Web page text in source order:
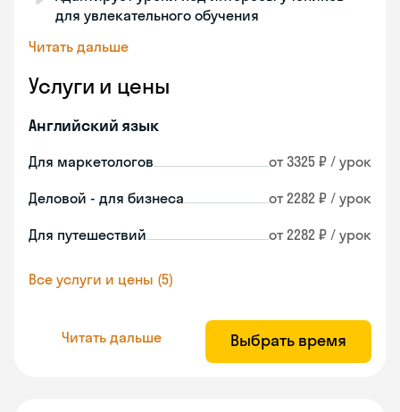
для увлекательного обучения
Читать дальше
Услуги и цены
Английский язык
Для маркетологов от 3325 ₽ / урок
Деловой - для бизнеса от 2282 ₽ / урок
Для путешествий от 2282 ₽ / урок
Все услуги и цены (5)
Читать дальше Выбрать время